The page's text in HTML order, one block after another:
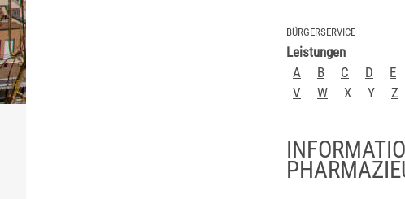
BÜRGERSERVICE
Leistungen
A
B C D E
V
W X Y Z